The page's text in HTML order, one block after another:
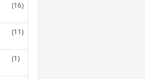
(16)
(11)
(1)